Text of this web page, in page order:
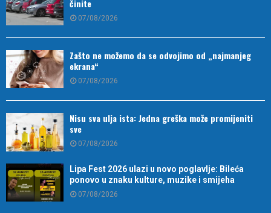
činite
07/08/2026
Zašto ne možemo da se odvojimo od „najmanjeg
ekrana“
07/08/2026
Nisu sva ulja ista: Jedna greška može promijeniti
sve
07/08/2026
Lipa Fest 2026 ulazi u novo poglavlje: Bileća
ponovo u znaku kulture, muzike i smijeha
07/08/2026